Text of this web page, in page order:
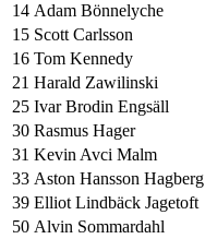
14 Adam Bönnelyche
15 Scott Carlsson
16 Tom Kennedy
21 Harald Zawilinski
25 Ivar Brodin Engsäll
30 Rasmus Hager
31 Kevin Avci Malm
33 Aston Hansson Hagberg
39 Elliot Lindbäck Jagetoft
50 Alvin Sommardahl